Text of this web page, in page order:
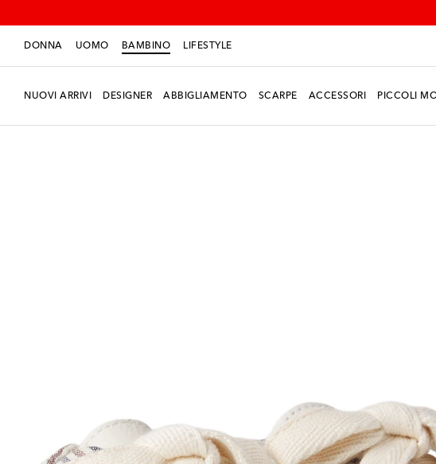
DONNA UOMO BAMBINO LIFESTYLE
NUOVI ARRIVI DESIGNER ABBIGLIAMENTO SCARPE ACCESSORI PICCOLI